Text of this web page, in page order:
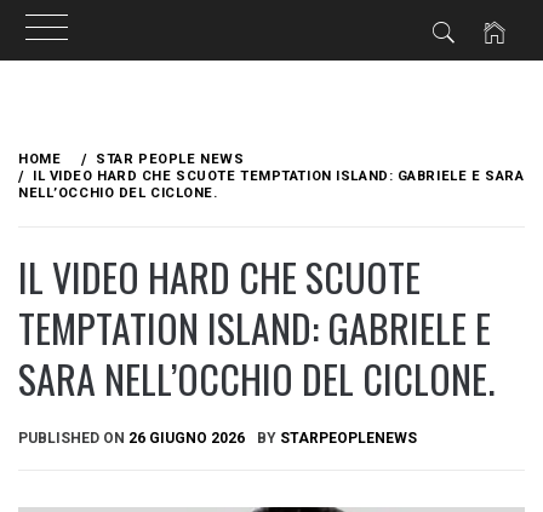
content
HOME
STAR PEOPLE NEWS
IL VIDEO HARD CHE SCUOTE TEMPTATION ISLAND: GABRIELE E SARA
NELL’OCCHIO DEL CICLONE.
IL VIDEO HARD CHE SCUOTE
TEMPTATION ISLAND: GABRIELE E
SARA NELL’OCCHIO DEL CICLONE.
PUBLISHED ON 26 GIUGNO 2026 BY STARPEOPLENEWS